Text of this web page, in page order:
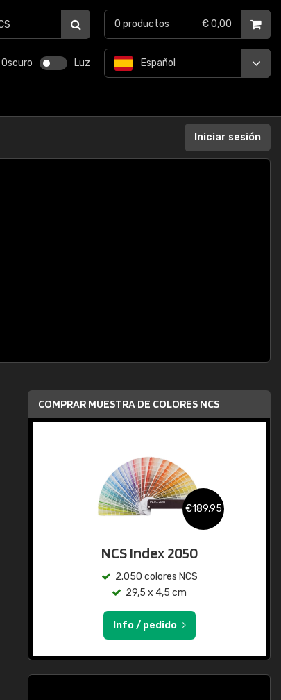
Oscuro Luz Español
0 productos € 0,00
Iniciar sesión
COMPRAR MUESTRA DE COLORES NCS
€189,95
NCS Index 2050
2.050 colores NCS
29,5 x 4,5 cm
Info / pedido